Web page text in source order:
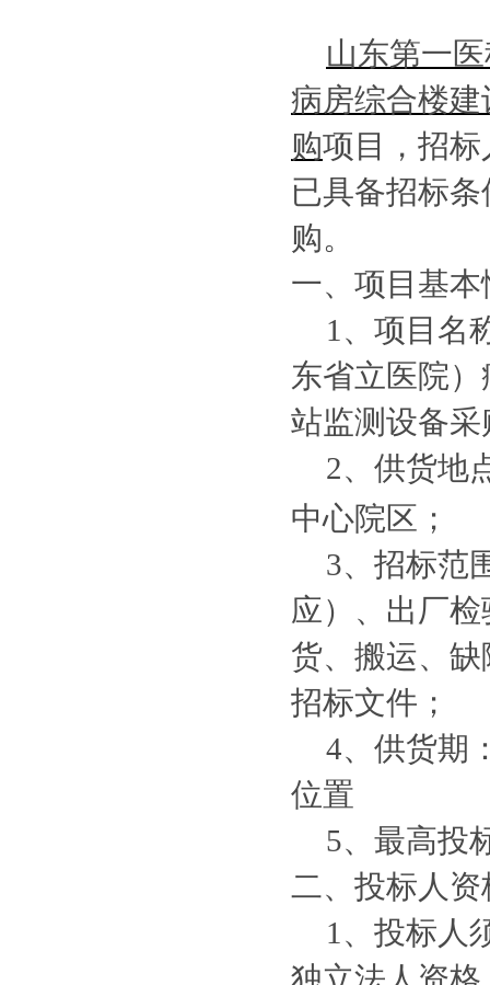
山东第一
病房综合楼
购项目，招标
已具备招标
购。
一、项目基本
1、项目名
东省立医院
站监测设备采
2、供货地
中心院区 ；
3、招标范
应）、 出厂
货、搬运、
招标文件；
4、供货期
位置
5、最高投
二、投标人资
1、投标人